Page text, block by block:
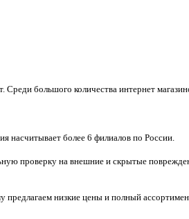
большого количества интернет
насчитывает более 6 филиалов по России.
проверку на внешние и скрытые
низкие цены и полный